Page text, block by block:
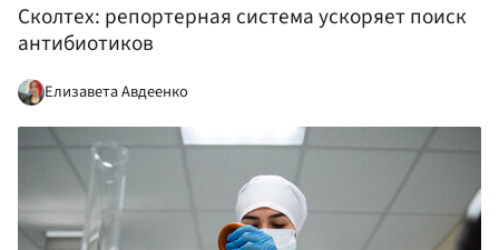
Сколтех: репортерная система ускоряет поиск
антибиотиков
Елизавета Авдеенко